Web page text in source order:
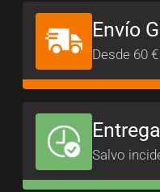
Envío
Desde 60 €
Salvo